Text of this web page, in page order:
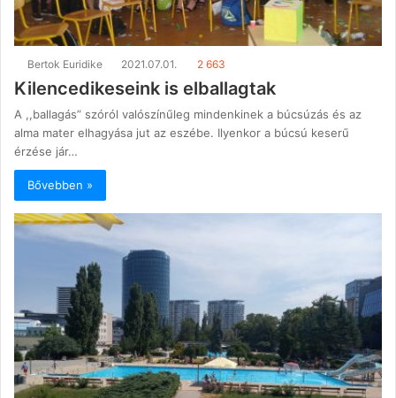
Bertok Euridike 2021.07.01. 2 663
Kilencedikeseink is elballagtak
A ,,ballagás” szóról valószínűleg mindenkinek a búcsúzás és az
alma mater elhagyása jut az eszébe. Ilyenkor a búcsú keserű
érzése jár…
Bővebben »